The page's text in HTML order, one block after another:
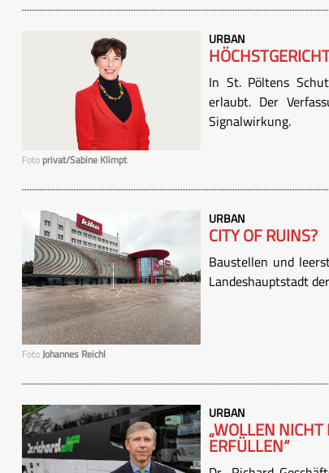
Foto privat/Sabine Klimpt
URBAN
In St. Pöltens
erlaubt. Der
Signalwirkung.
FotoJohannes Reichl
URBAN
CITY OF RUINS?
Baustellen und
Landeshauptstadt
URBAN
„WOLLEN
ERFÜLLEN“